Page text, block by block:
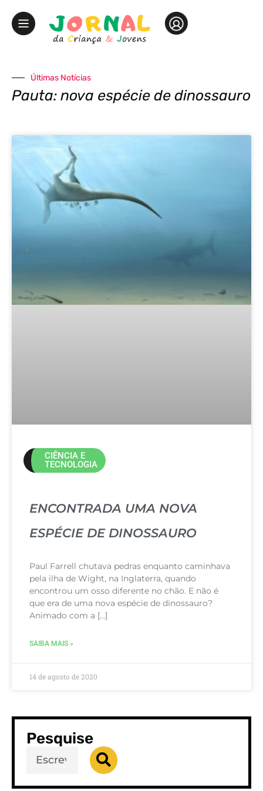
Últimas Notícias
Pauta: nova espécie de dinossauro
CIÊNCIA E
TECNOLOGIA
ENCONTRADA UMA NOVA
ESPÉCIE DE DINOSSAURO
Paul Farrell chutava pedras enquanto caminhava
pela ilha de Wight, na Inglaterra, quando
encontrou um osso diferente no chão. E não é
que era de uma nova espécie de dinossauro?
Animado com a […]
SAIBA MAIS »
14 de agosto de 2020
Pesquise